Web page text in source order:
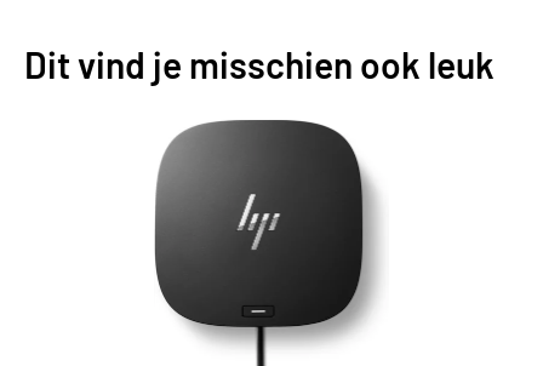
Dit vind je misschien ook leuk